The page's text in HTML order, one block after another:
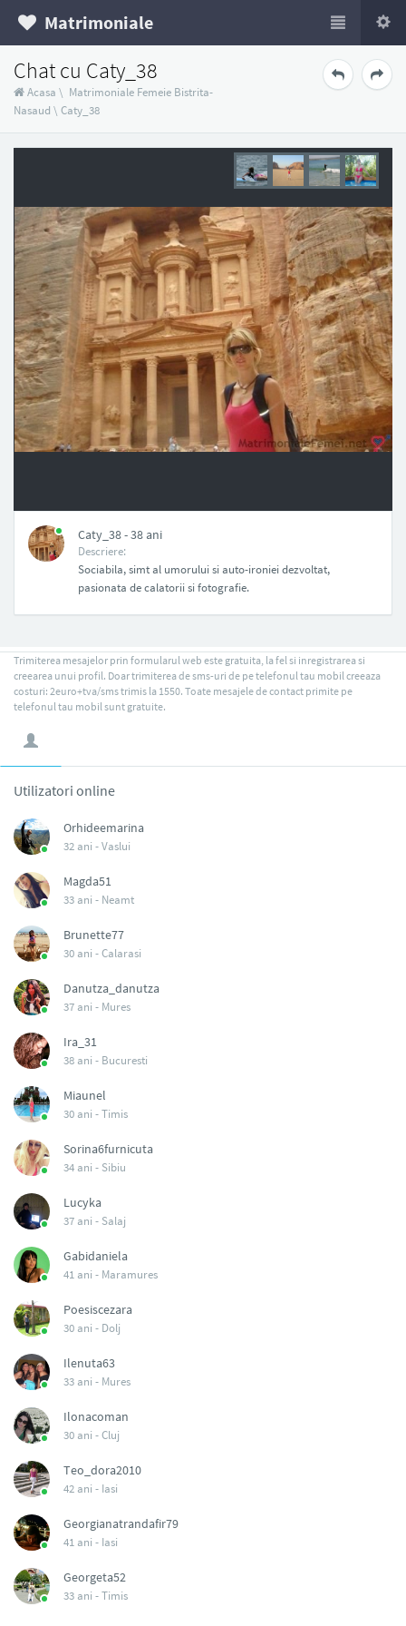
Matrimoniale
Chat cu Caty_38
Acasa \ Matrimoniale Femeie Bistrita-
Nasaud \ Caty_38
Caty_38 - 38 ani
Descriere:
Sociabila, simt al umorului si auto-ironiei dezvoltat,
pasionata de calatorii si fotografie.
Trimiterea mesajelor prin formularul web este gratuita, la fel si inregistrarea si
creearea unui profil. Doar trimiterea de sms-uri de pe telefonul tau mobil creeaza
costuri: 2euro+tva/sms trimis la 1550. Toate mesajele de contact primite pe
telefonul tau mobil sunt gratuite.
Utilizatori online
Orhideemarina
32 ani -Vaslui
Magda51
33 ani - Neamt
Brunette77
30 ani -Calarasi
Danutza_danutza
37 ani - Mures
Ira_31
38 ani - Bucuresti
Miaunel
30 ani -Timis
Sorina6furnicuta
34 ani - Sibiu
Lucyka
37 ani - Salaj
Gabidaniela
41 ani - Maramures
Poesiscezara
30 ani - Dolj
Ilenuta63
33 ani - Mures
Ilonacoman
30 ani -Cluj
Teo_dora2010
42 ani - Iasi
Georgianatrandafir79
41 ani - Iasi
Georgeta52
33 ani -Timis